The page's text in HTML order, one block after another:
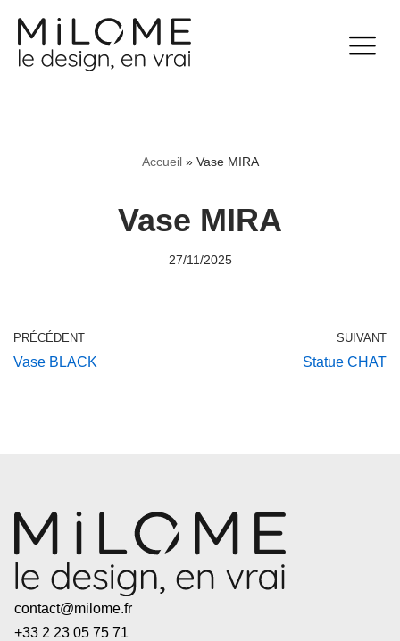
Aller
Accueil» Vase MIRA
Vase MIRA
27/11/2025
PRÉCÉDENT
Vase BLACK
SUIVANT
Statue CHAT
contact@milome.fr
+33 2 23 05 75 71